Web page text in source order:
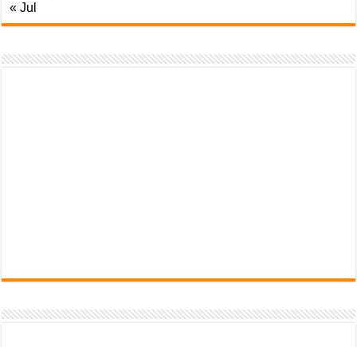
« Jul